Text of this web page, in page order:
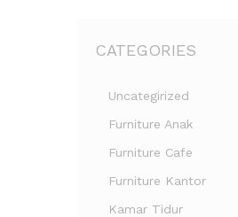
CATEGORIES
Uncategirized
Furniture Anak
Furniture Cafe
Furniture Kantor
Kamar Tidur